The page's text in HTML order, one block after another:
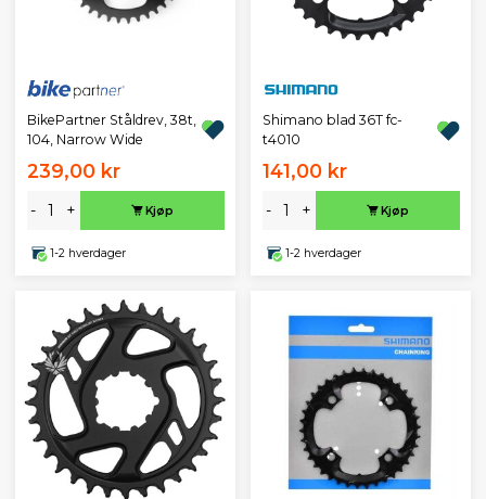
BikePartner Ståldrev, 38t,
104, Narrow Wide
239,00 kr
- + Kjøp
1-2 hverdager
Shimano blad 36T fc-
t4010
141,00 kr
- + Kjøp
1-2 hverdager